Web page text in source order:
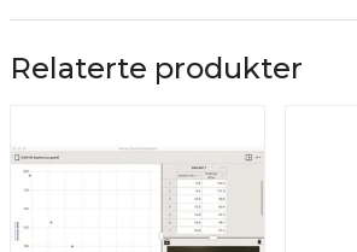
Relaterte produkter